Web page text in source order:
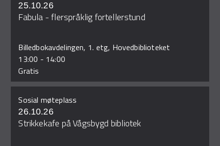
25.10.26
Fabula - flerspråklig fortellerstund
Billedbokavdelingen, 1. etg, Hovedbiblioteket
13:00 - 14:00
Gratis
Sosial møteplass
26.10.26
Strikkekafe på Vågsbygd bibliotek